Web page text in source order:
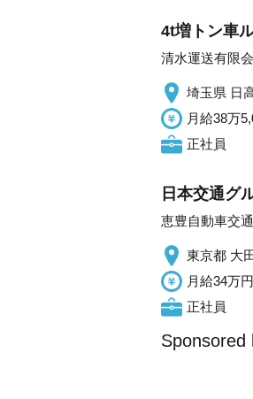
4t増トン車
清水運送有限
埼玉県 日
月給38万
正社員
日本交通グ
恵豊自動車交
東京都 大
月給34万円
正社員
Sponsored